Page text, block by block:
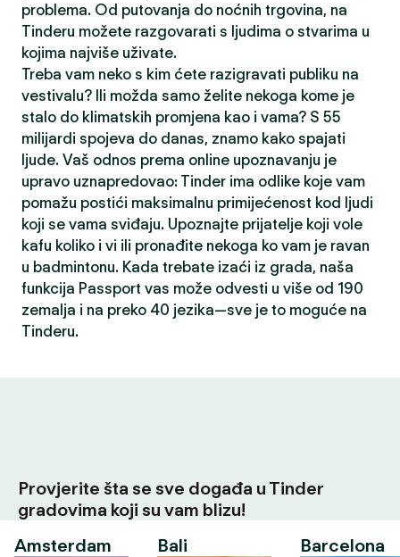
problema. Od putovanja do noćnih trgovina, na
Tinderu možete razgovarati s ljudima o stvarima u
kojima najviše uživate.
Treba vam neko s kim ćete razigravati publiku na
vestivalu? Ili možda samo želite nekoga kome je
stalo do klimatskih promjena kao i vama? S 55
milijardi spojeva do danas, znamo kako spajati
ljude. Vaš odnos prema online upoznavanju je
upravo uznapredovao: Tinder ima odlike koje vam
pomažu postići maksimalnu primijećenost kod ljudi
koji se vama sviđaju. Upoznajte prijatelje koji vole
kafu koliko i vi ili pronađite nekoga ko vam je ravan
u badmintonu. Kada trebate izaći iz grada, naša
funkcija Passport vas može odvesti u više od 190
zemalja i na preko 40 jezika—sve je to moguće na
Tinderu.
Provjerite šta se sve događa u Tinder
gradovima koji su vam blizu!
Amsterdam
Bali Barcelona